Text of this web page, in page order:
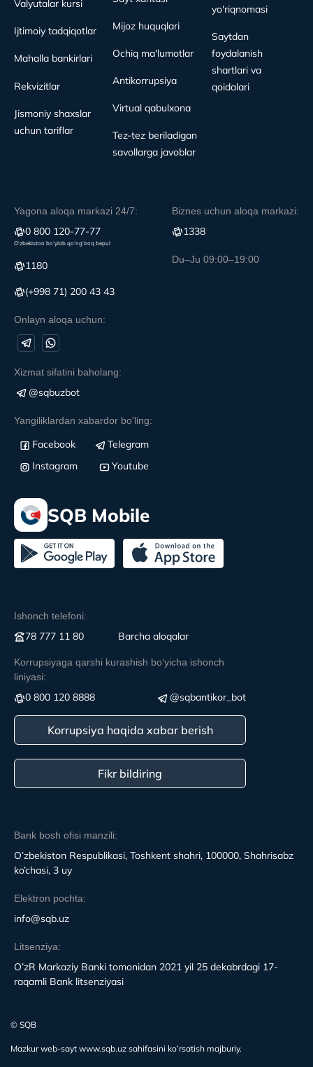
Bank bosh ofisi manzili:
O’zbekiston Respublikasi, Toshkent shahri, 100000, Shahrisabz
ko’chasi, 3 uy
Elektron pochta:
info@sqb.uz
Litsenziya:
O’zR Markaziy Banki tomonidan 2021 yil 25 dekabrdagi 17-
raqamli Bank litsenziyasi
Valyutalar kursi
Ijtimoiy tadqiqotlar
Mahalla bankirlari
Rekvizitlar
Jismoniy shaxslar
uchun tariflar
Mijoz huquqlari
Ochiq ma'lumotlar
Antikorrupsiya
Virtual qabulxona
Tez-tez beriladigan
savollarga javoblar
yo'riqnomasi
Saytdan
foydalanish
shartlari va
qoidalari
Yagona aloqa markazi 24/7:
0 800 120-77-77
O‘zbekiston bo‘ylab qo‘ng‘iroq bepul
1180
(+998 71) 200 43 43
Onlayn aloqa uchun:
Biznes uchun aloqa markazi:
1338
Du–Ju 09:00–19:00
Xizmat sifatini baholang:
@sqbuzbot
Yangiliklardan xabardor bo'ling:
Facebook
Telegram
Instagram
Youtube
SQB Mobile
Ishonch telefoni:
78 777 11 80 Вarcha aloqalar
Korrupsiyaga qarshi kurashish boʻyicha ishonch
liniyasi:
0 800 120 8888 @sqbantikor_bot
Korrupsiya haqida xabar berish
Fikr bildiring
© SQB
Mazkur web-sayt www.sqb.uz sahifasini ko’rsatish majburiy.